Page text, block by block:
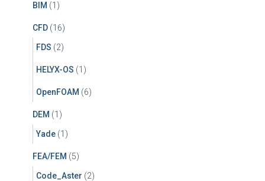
BIM (1)
CFD (16)
FDS (2)
HELYX-OS (1)
OpenFOAM (6)
DEM (1)
Yade (1)
FEA/FEM (5)
Code_Aster (2)